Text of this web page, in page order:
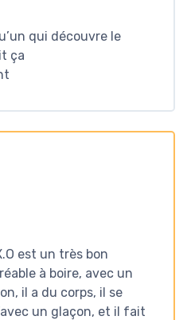
qui découvre le
ça
est un très bon
à boire, avec un
il a du corps, il se
un glaçon, et il fait